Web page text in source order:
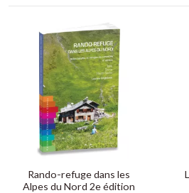
Rando-refuge dans les
Alpes du Nord 2e édition